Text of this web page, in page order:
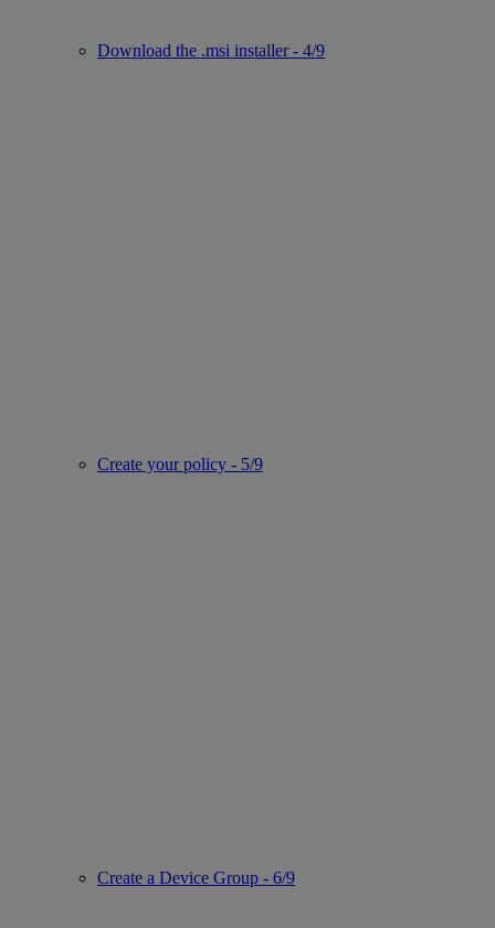
Download the .msi installer - 4/9
Create your policy - 5/9
Create a Device Group - 6/9